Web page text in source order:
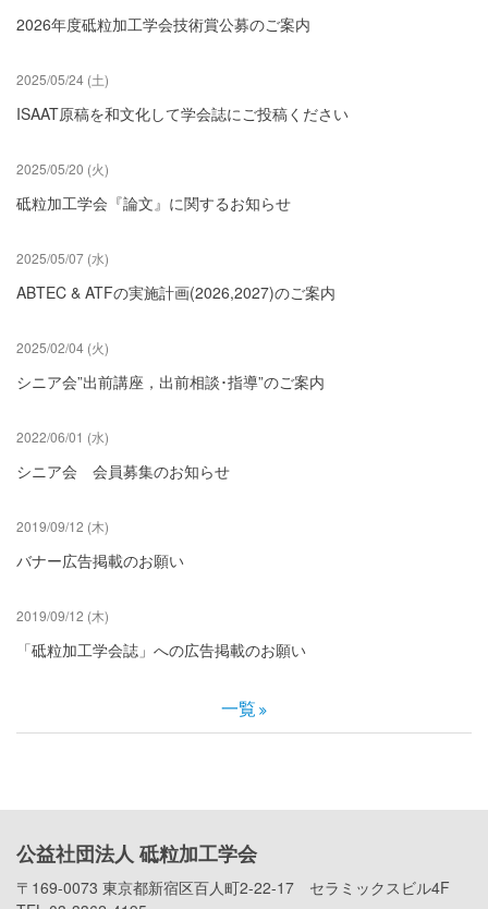
2026年度砥粒加工学会技術賞公募のご案内
2025/05/24 (土)
ISAAT原稿を和文化して学会誌にご投稿ください
2025/05/20 (火)
砥粒加工学会『論文』に関するお知らせ
2025/05/07 (水)
ABTEC & ATFの実施計画(2026,2027)のご案内
2025/02/04 (火)
シニア会”出前講座，出前相談･指導”のご案内
2022/06/01 (水)
シニア会 会員募集のお知らせ
2019/09/12 (木)
バナー広告掲載のお願い
2019/09/12 (木)
「砥粒加工学会誌」への広告掲載のお願い
一覧
公益社団法人 砥粒加工学会
〒169-0073 東京都新宿区百人町2-22-17 セラミックスビル4F